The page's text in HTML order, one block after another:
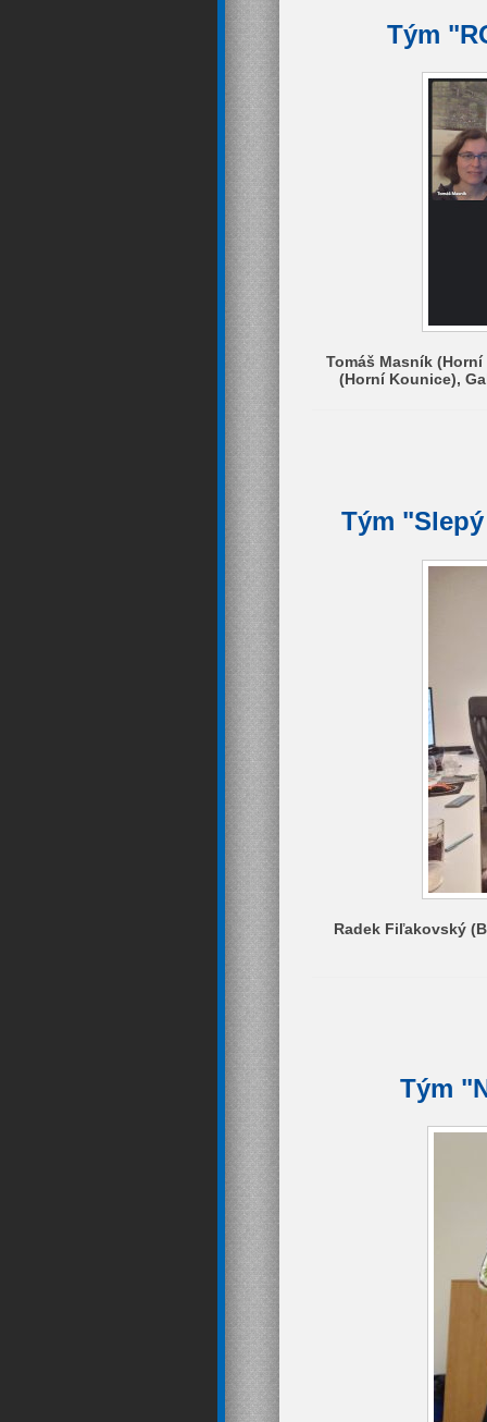
Tým
Tomáš Masník
(Horní Kounice),
Tým
Radek Fiľakovský
Tým